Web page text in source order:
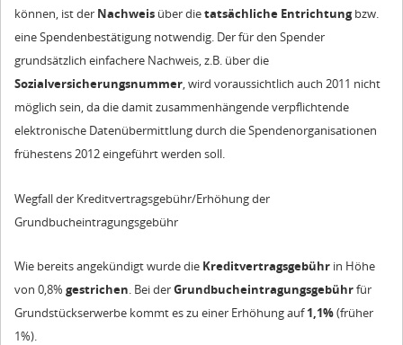
können, ist der Nachweis über dietatsächliche Entrichtungbzw.
eine Spendenbestätigung notwendig. Der für den Spender
grundsätzlich einfachere Nachweis, z.B. über die
Sozialversicherungsnummer, wird voraussichtlich auch 2011 nicht
möglich sein, da die damit zusammenhängende verpflichtende
elektronische Datenübermittlung durch die Spendenorganisationen
frühestens 2012 eingeführt werden soll.
Wegfall der Kreditvertragsgebühr/Erhöhung der
Grundbucheintragungsgebühr
Wie bereits angekündigt wurde die Kreditvertragsgebühr in Höhe
von 0,8% gestrichen. Bei derGrundbucheintragungsgebührfür
Grundstückserwerbe kommt es zu einer Erhöhung auf1,1%(früher
1%).